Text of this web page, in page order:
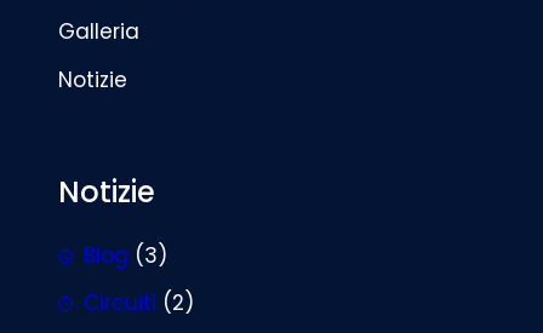
Galleria
Notizie
Notizie
Blog (3)
Circuiti (2)